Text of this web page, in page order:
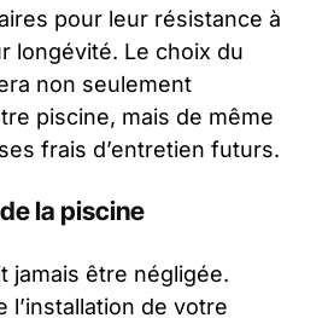
pour leur résistance à
longévité. Le choix du
non seulement
piscine, mais de même
frais d’entretien futurs.
la piscine
jamais être négligée.
l’installation de votre